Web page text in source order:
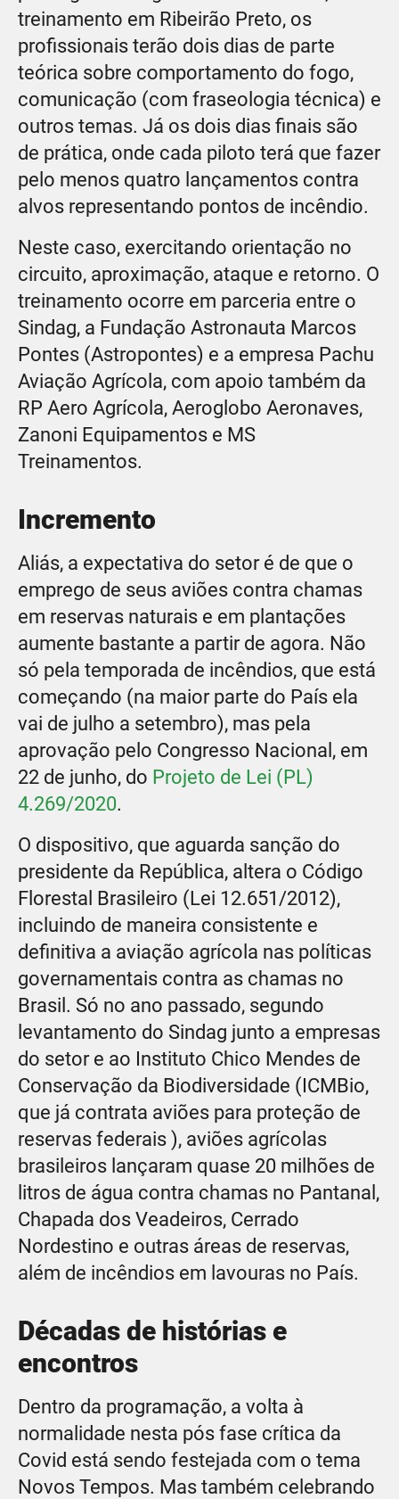
treinamento em Ribeirão Preto, os
profissionais terão dois dias de parte
teórica sobre comportamento do fogo,
comunicação (com fraseologia técnica) e
outros temas. Já os dois dias finais são
de prática, onde cada piloto terá que fazer
pelo menos quatro lançamentos contra
alvos representando pontos de incêndio.
Neste caso, exercitando orientação no
circuito, aproximação, ataque e retorno. O
treinamento ocorre em parceria entre o
Sindag, a Fundação Astronauta Marcos
Pontes (Astropontes) e a empresa Pachu
Aviação Agrícola, com apoio também da
RP Aero Agrícola, Aeroglobo Aeronaves,
Zanoni Equipamentos e MS
Treinamentos.
Incremento
Aliás, a expectativa do setor é de que o
emprego de seus aviões contra chamas
em reservas naturais e em plantações
aumente bastante a partir de agora. Não
só pela temporada de incêndios, que está
começando (na maior parte do País ela
vai de julho a setembro), mas pela
aprovação pelo Congresso Nacional, em
22 de junho, do Projeto de Lei (PL)
4.269/2020.
O dispositivo, que aguarda sanção do
presidente da República, altera o Código
Florestal Brasileiro (Lei 12.651/2012),
incluindo de maneira consistente e
definitiva a aviação agrícola nas políticas
governamentais contra as chamas no
Brasil. Só no ano passado, segundo
levantamento do Sindag junto a empresas
do setor e ao Instituto Chico Mendes de
Conservação da Biodiversidade (ICMBio,
que já contrata aviões para proteção de
reservas federais ), aviões agrícolas
brasileiros lançaram quase 20 milhões de
litros de água contra chamas no Pantanal,
Chapada dos Veadeiros, Cerrado
Nordestino e outras áreas de reservas,
além de incêndios em lavouras no País.
Décadas de histórias e
encontros
Dentro da programação, a volta à
normalidade nesta pós fase crítica da
Covid está sendo festejada com o tema
Novos Tempos. Mas também celebrando